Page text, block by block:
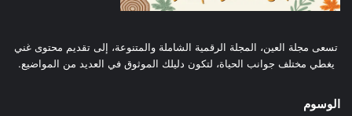
ويبحث عن الإشباع الفوري للرغبات.
الهو ومتطلبات الواقع.
تسعى مجلة العين، المجلة الرقمية الشاملة والمتنوعة، إلى تقديم محتوى غني
يغطي مختلف جوانب الحياة، لتكون دليلك الموثوق في العديد من المواضيع.
الوسوم